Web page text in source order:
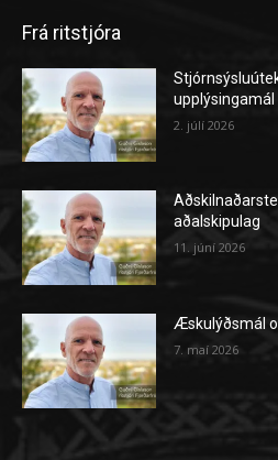
Frá ritstjóra
upplýsingamál
2. júlí 2026
aðalskipulag
11. júní 2026
Æskulýðsmál
7. maí 2026